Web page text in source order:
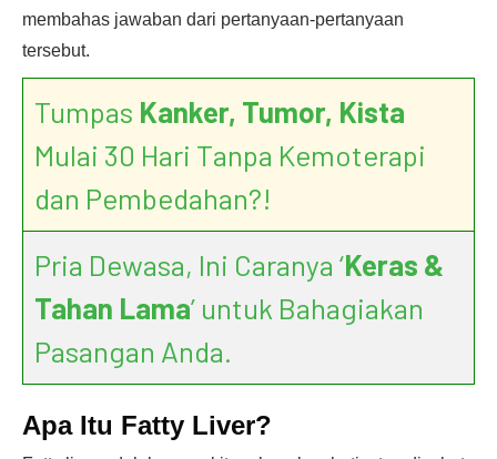
membahas jawaban dari pertanyaan-pertanyaan
tersebut.
Tumpas Kanker, Tumor, Kista
Mulai 30 Hari Tanpa Kemoterapi
dan Pembedahan?!
Pria Dewasa, Ini Caranya ‘Keras &
Tahan Lama’ untuk Bahagiakan
Pasangan Anda.
Apa Itu Fatty Liver?